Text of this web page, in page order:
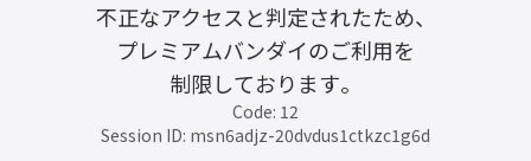
不正なアクセスと判定されたため、
プレミアムバンダイのご利用を
制限しております。
Code: 12
Session ID: msn6adjz-20dvdus1ctkzc1g6d